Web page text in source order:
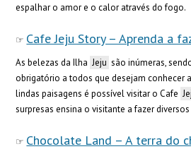
espalhar o amor e o calor através do fogo.
Cafe Jeju Story – Aprenda a
As belezas da Ilha Jeju são inúmeras,
obrigatório a todos que desejam conhecer
lindas paisagens é possível visitar o Cafe
surpresas ensina o visitante a fazer
Chocolate Land – A terra do